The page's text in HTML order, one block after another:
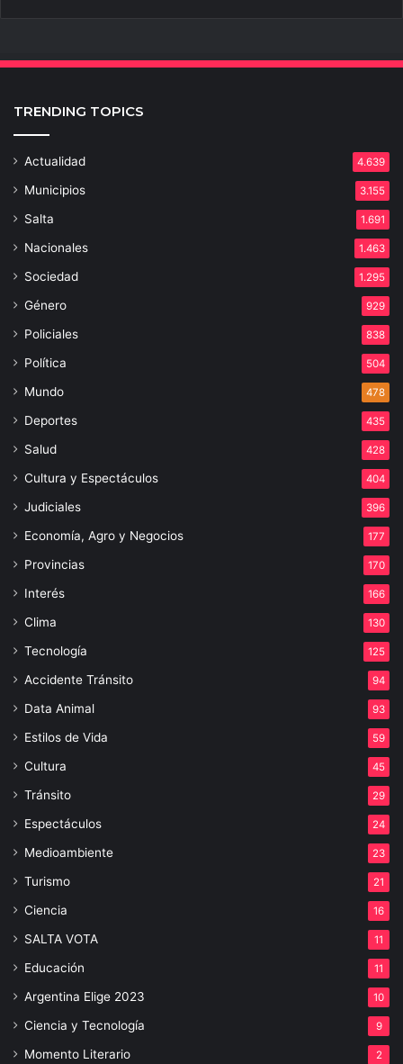
TRENDING TOPICS
Actualidad 4.639
Municipios 3.155
Salta 1.691
Nacionales 1.463
Sociedad 1.295
Género 929
Policiales 838
Política 504
Mundo 478
Deportes 435
Salud 428
Cultura y Espectáculos 404
Judiciales 396
Economía, Agro y Negocios 177
Provincias 170
Interés 166
Clima 130
Tecnología 125
Accidente Tránsito 94
Data Animal 93
Estilos de Vida 59
Cultura 45
Tránsito 29
Espectáculos 24
Medioambiente 23
Turismo 21
Ciencia 16
SALTA VOTA 11
Educación 11
Argentina Elige 2023 10
Ciencia y Tecnología 9
Momento Literario 2